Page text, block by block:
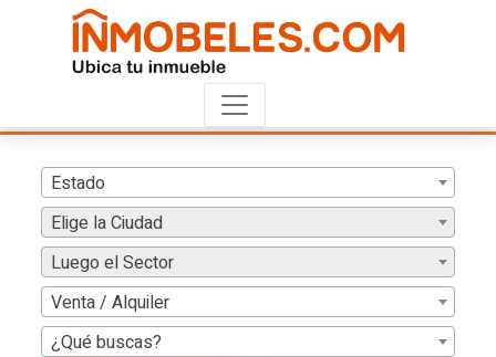
Estado
Elige la Ciudad
Luego el Sector
Venta / Alquiler
¿Qué buscas?